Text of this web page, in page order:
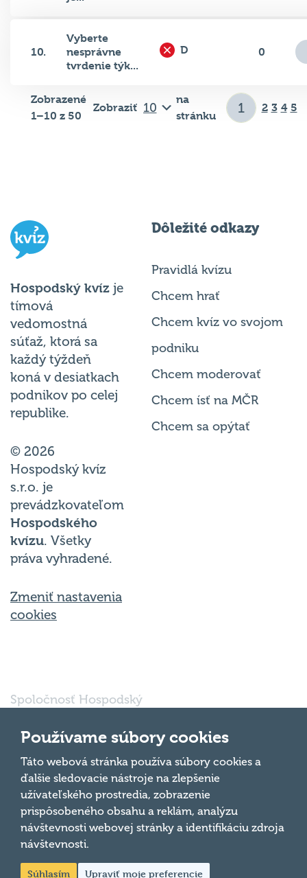
10.
Vyberte
nesprávne
tvrdenie týk...
D 0
Zobrazené
1–10 z 50
Zobraziť
na
stránku
2 3 4 5
Hospodský kvíz je
tímová
vedomostná
súťaž, ktorá sa
každý týždeň
koná v desiatkach
podnikov po celej
republike.
© 2026
Hospodský kvíz
s.r.o. je
prevádzkovateľom
Hospodského
kvízu. Všetky
práva vyhradené.
Zmeniť nastavenia
cookies
Dôležité odkazy
Pravidlá kvízu
Chcem hrať
Chcem kvíz vo svojom
podniku
Chcem moderovať
Chcem ísť na MČR
Chcem sa opýtať
Spoločnosť Hospodský
sídlom Svätoplukova
16791/30, Bratislava
821 08, IČO: 56 763
697 je vedená pod
oddielom Sro, vložka
číslo 185032/B v
obchodnom registri
Mestského súdu
Bratislava III.
Používame súbory cookies
Táto webová stránka používa súbory cookies a
ďalšie sledovacie nástroje na zlepšenie
užívateľského prostredia, zobrazenie
prispôsobeného obsahu a reklám, analýzu
návštevnosti webovej stránky a identifikáciu zdroja
návštevnosti.
Súhlasím Upraviť moje preferencie